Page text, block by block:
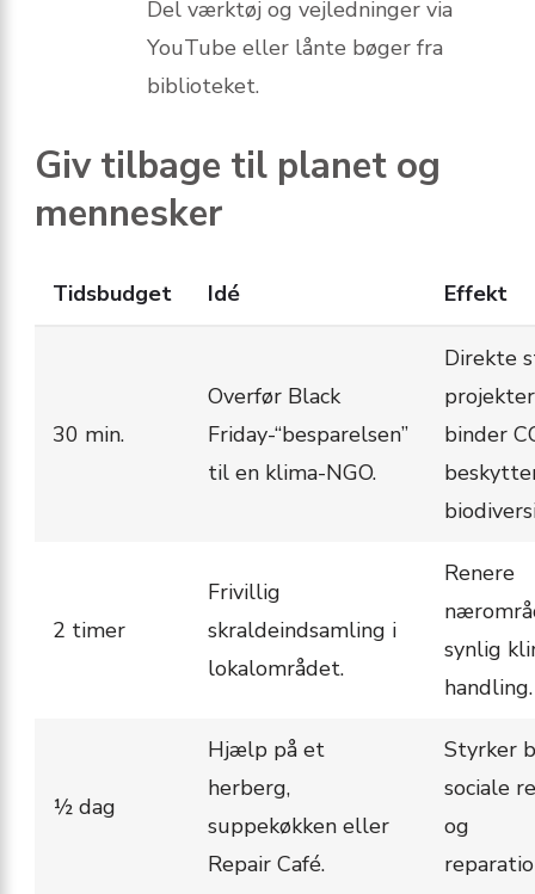
Del værktøj og vejledninger via
YouTube eller lånte bøger fra
biblioteket.
Giv tilbage til planet og
mennesker
Tidsbudget Idé Effekt
30 min.
Overfør Black
Friday-“besparelsen”
til en klima-NGO.
Direkte
binder
2 timer
Frivillig
skraldeindsamling i
lokalområdet.
Renere
synlig
handling.
½ dag
Hjælp på et
herberg,
suppekøkken eller
Repair Café.
Styrker
sociale
og